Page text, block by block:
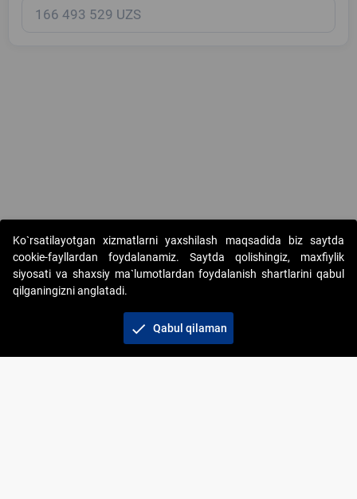
Copyright © 2017-2026. "Elektron onlayn-auksionlarni tashkil etish"
AJ. Barcha huquqlar himoyalangan
+998 71 202-21-11
Ko`rsatilayotgan xizmatlarni yaxshilash maqsadida biz saytda
cookie-fayllardan foydalanamiz. Saytda qolishingiz, maxfiylik
siyosati va shaxsiy ma`lumotlardan foydalanish shartlarini qabul
qilganingizni anglatadi.
check Qabul qilaman